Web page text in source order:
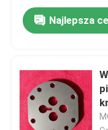
Najlepsza